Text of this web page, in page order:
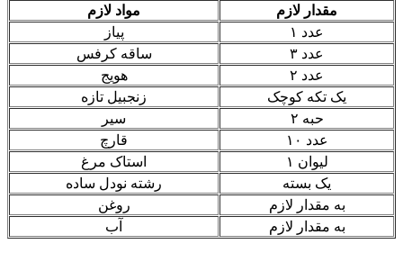
مواد لازم
مقدار لازم
پیاز
۱ عدد
ساقه کرفس
۳ عدد
هویج
۲ عدد
زنجبیل تازه
یک تکه کوچک
سیر
۲ حبه
قارچ
۱۰ عدد
استاک مرغ
۱ لیوان
رشته نودل ساده
یک بسته
روغن
به مقدار لازم
آب
به مقدار لازم